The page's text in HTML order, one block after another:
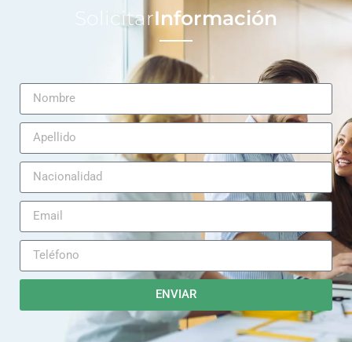
SolicitarInformación
ENVIAR